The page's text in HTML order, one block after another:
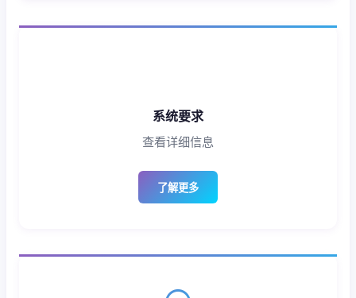
系统要求
查看详细信息
了解更多